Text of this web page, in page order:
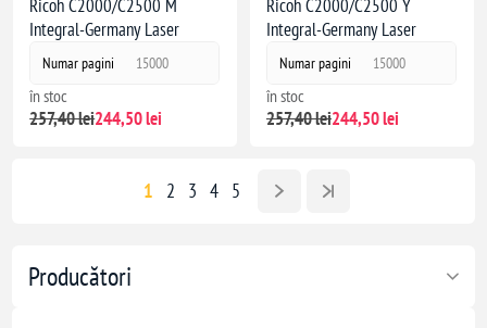
Producători
Ricoh C2000/C2500 M
Integral-Germany Laser
Numar pagini 15000
în stoc
257,40 lei244,50 lei
Ricoh C2000/C2500 Y
Integral-Germany Laser
Numar pagini 15000
în stoc
257,40 lei244,50 lei
1 2 3 4 5